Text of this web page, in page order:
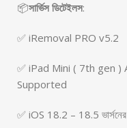
📦সার্ভিস ডিটেইলস:
✅ iRemoval PRO v5.2
✅ iPad Mini ( 7th gen
Supported
✅ iOS 18.2 – 18.5 ভার্সনের